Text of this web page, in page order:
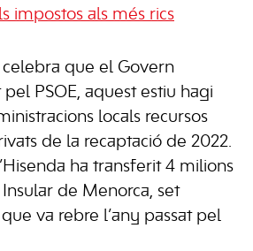
impostos als més rics
celebra que el Govern
pel PSOE, aquest estiu hagi
locals recursos
de la recaptació de 2022.
ha transferit 4 milions
Insular de Menorca, set
va rebre l’any passat pel